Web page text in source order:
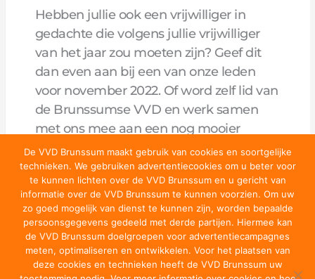
Hebben jullie ook een vrijwilliger in
gedachte die volgens jullie vrijwilliger
van het jaar zou moeten zijn? Geef dit
dan even aan bij een van onze leden
voor november 2022. Of word zelf lid van
de Brunssumse VVD en werk samen
met ons mee aan een nog mooier
Brunssum.
Brunssum; Samen vooruit!
De VVD Brunssum maakt gebruik van cookies en soortgelijke
technieken. We gebruiken advertentiecookies om u beter voor
te kunnen lichten over de VVD Brunssum en u gericht van
informatie over de VVD Brunssum te kunnen voorzien. Om uw
zo goed mogelijk van dienst te kunnen zijn, worden bepaalde
persoonsgegevens gedeeld met derde partijen. Hiermee kan
de VVD Brunssum doelgroepen voor advertentiecampagnes
meten, optimaliseren en ontwikkelen. Voor het plaatsen van
deze cookies en technieken heeft de VVD Brunssum uw